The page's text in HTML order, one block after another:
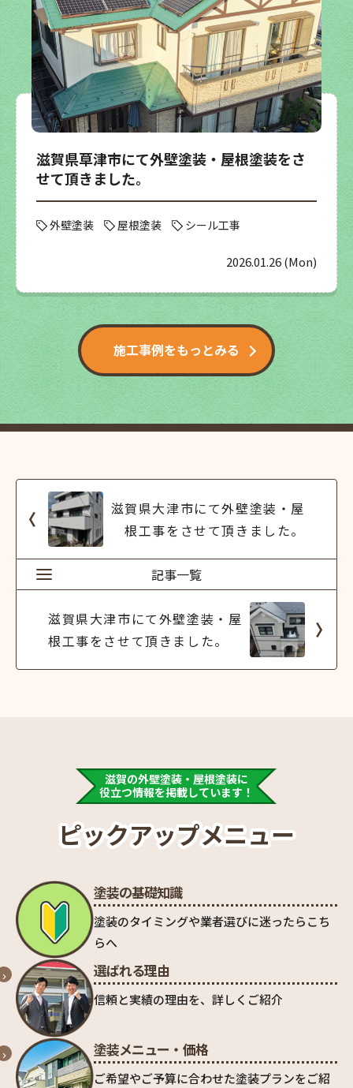
滋賀県草津市にて外壁塗装・屋根塗装をさ
せて頂きました。
外壁塗装 屋根塗装 シール工事
2026.01.26 (Mon)
施工事例をもっとみる
滋賀県大津市にて外壁塗装・屋
根工事をさせて頂きました。
記事一覧
滋賀県大津市にて外壁塗装・屋
根工事をさせて頂きました。
滋賀の外壁塗装・屋根塗装に
役立つ情報を掲載しています！
ピックアップメニュー
塗装の基礎知識
塗装のタイミングや業者選びに迷ったらこち
らへ
選ばれる理由
信頼と実績の理由を、詳しくご紹介
塗装メニュー・価格
ご希望やご予算に合わせた塗装プランをご紹